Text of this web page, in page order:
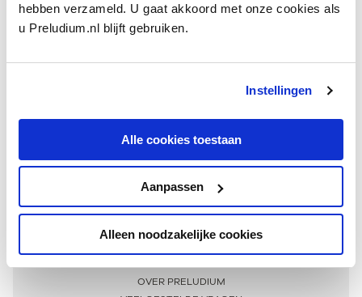
hebben verzameld. U gaat akkoord met onze cookies als
u Preludium.nl blijft gebruiken.
Instellingen
Alle cookies toestaan
Aanpassen
Alleen noodzakelijke cookies
Meer informatie
OVER PRELUDIUM